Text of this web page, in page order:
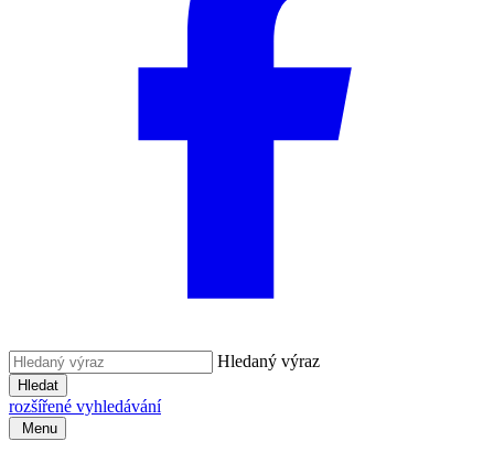
Hledaný výraz
Hledat
rozšířené vyhledávání
Menu